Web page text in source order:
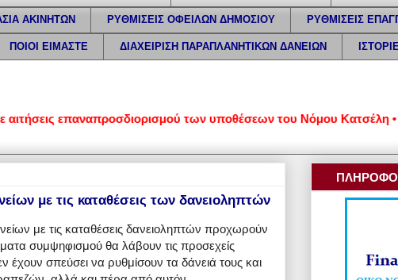
ΑΚΙΝΗΤΩΝ ΡΥΘΜΙΣΕΙΣ ΟΦΕΙΛΩΝ ΔΗΜΟΣΙΟΥ ΡΥΘΜΙΣΕΙΣ
ΠΟΙΟΙ ΕΙΜΑΣΤΕ ΔΙΑΧΕΙΡΙΣΗ ΠΑΡΑΠΛΑΝΗΤΙΚΩΝ ΔΑΝΕΙΩΝ
των υποθέσεων του Νόμου Κατσέλη •
με τις καταθέσεις των δανειοληπτών
με τις καταθέσεις δανειοληπτών προχωρούν
συμψηφισμού θα λάβουν τις προσεχείς
έχουν σπεύσει να ρυθμίσουν τα δάνειά τους και